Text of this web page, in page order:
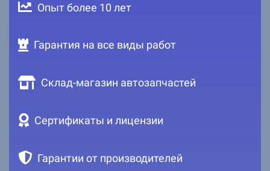
Опыт более 10 лет
Гарантия на все виды работ
Склад-магазин автозапчастей
Сертификаты и лицензии
Гарантии от производителей